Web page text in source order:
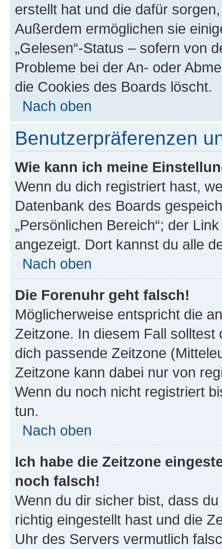
erstellt hat und die dafür
Außerdem ermöglichen sie
„Gelesen“-Status – sofern von
Probleme bei der An- oder
die Cookies des Boards löscht.
Nach oben
Benutzerpräferenzen
Wie kann ich meine
Wenn du dich registriert hast,
Datenbank des Boards
„Persönlichen Bereich“; der
angezeigt. Dort kannst du alle
Nach oben
Die Forenuhr geht falsch!
Möglicherweise entspricht die
Zeitzone. In diesem Fall solltest
dich passende Zeitzone
Zeitzone kann dabei nur von
Wenn du noch nicht registriert
tun.
Nach oben
Ich habe die Zeitzone
noch falsch!
Wenn du dir sicher bist, dass
richtig eingestellt hast und die
Uhr des Servers vermutlich